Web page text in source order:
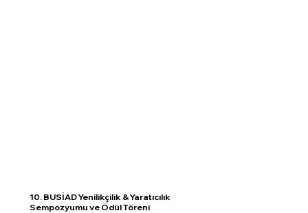
10. BUSİAD Yenilikçilik & Yaratıcılık
Sempozyumu ve Ödül Töreni